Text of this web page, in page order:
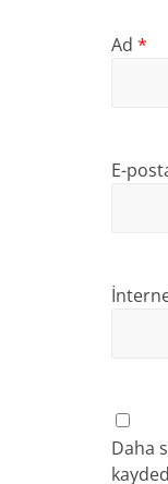
Ad *
E-
Daha